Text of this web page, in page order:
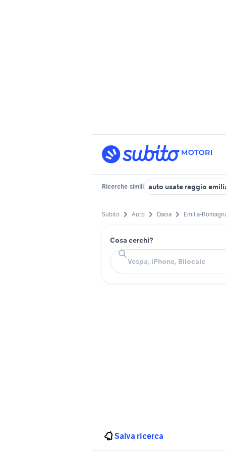
Ricerche simili auto usate reggio
Subito Auto Dacia Emilia-
Cosa cerchi?
Salva ricerca